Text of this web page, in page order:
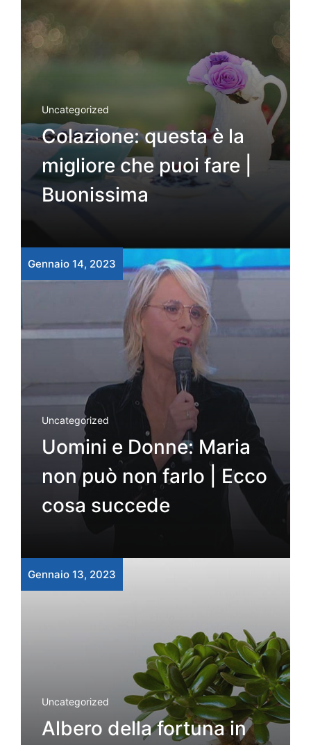
Uncategorized
Colazione: questa è la
migliore che puoi fare |
Buonissima
Gennaio 14, 2023
Uncategorized
Uomini e Donne: Maria
non può non farlo | Ecco
cosa succede
Gennaio 13, 2023
Uncategorized
Albero della fortuna in